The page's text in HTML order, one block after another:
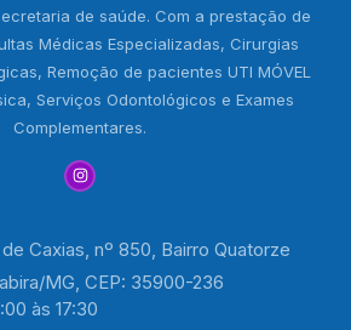
de saúde. Com a prestação de
Médicas Especializadas, Cirurgias
Remoção de pacientes UTI MÓVEL
Serviços Odontológicos e Exames
Complementares.
Caxias, nº 850, Bairro Quatorze
MG, CEP: 35900-236
às 17:30